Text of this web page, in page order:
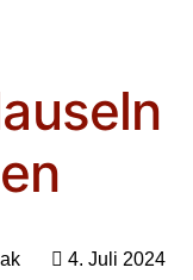
4. Juli 2024